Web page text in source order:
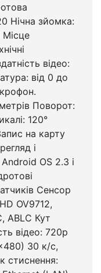
Нічна зйомка:
Місце
відео:
від 0 до
Поворот:
120°
на карту
і
OS 2.3 і
Сенсор
OV9712,
ABLC Кут
відео: 720p
30 к/с,
стиснення: